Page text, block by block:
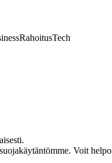
RahoitusTech
Voit